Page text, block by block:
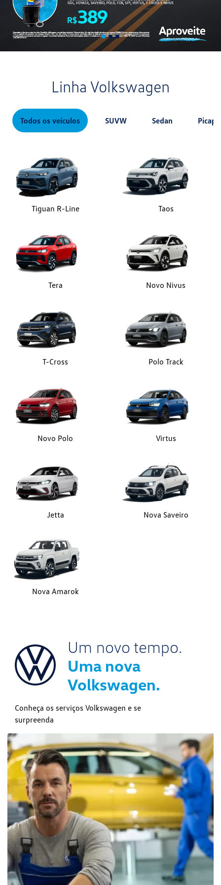
Linha Volkswagen
Todos os veículos SUVW Sedan Picape
Tiguan R-Line Taos
Tera Novo Nivus
T-Cross Polo Track
Novo Polo Virtus
Jetta Nova Saveiro
Nova Amarok
Um novo tempo.
Uma nova
Volkswagen.
Conheça os serviços Volkswagen e se
surpreenda